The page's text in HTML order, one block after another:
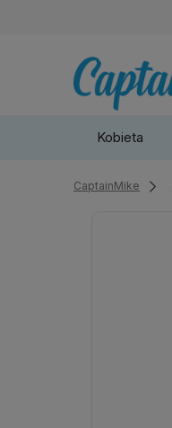
Kobieta
CaptainMike